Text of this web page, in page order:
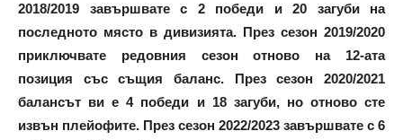
2018/2019 завършвате с 2 победи и 20 загуби на
последното място в дивизията. През сезон 2019/2020
приключвате редовния сезон отново на 12-ата
позиция със същия баланс. През сезон 2020/2021
балансът ви е 4 победи и 18 загуби, но отново сте
извън плейофите. През сезон 2022/2023 завършвате с 6